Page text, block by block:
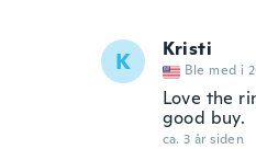
K Kristi
Ble med i
Love the
good buy.
ca. 3 år siden